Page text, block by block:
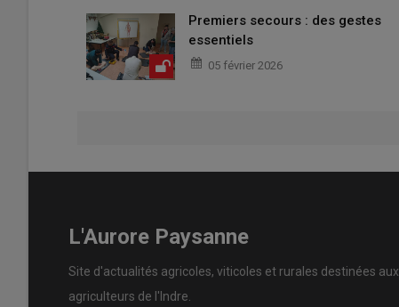
Premiers secours : des gestes
essentiels
05 février 2026
L'Aurore Paysanne
Site d'actualités agricoles, viticoles et rurales destinées aux
agriculteurs de l'Indre.